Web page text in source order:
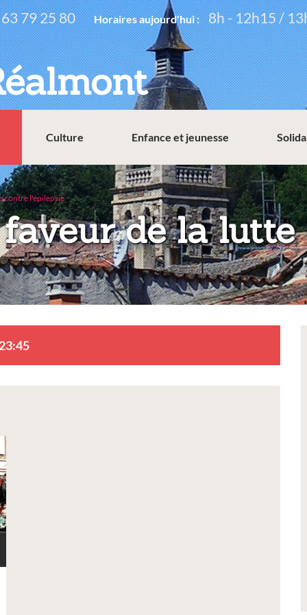
79 25 80 Horaires aujourd'hui : 8h - 12h15 /
Culture Enfance et jeunesse
contre l'épilepsie
de la